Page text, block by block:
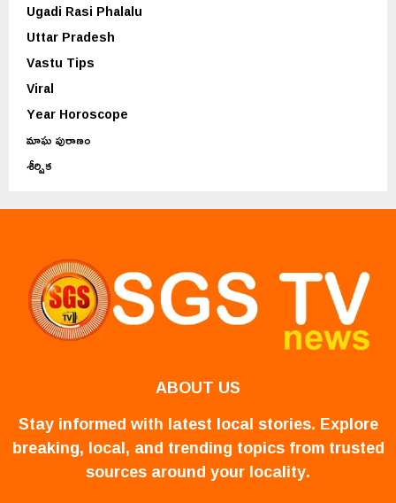
Ugadi Rasi Phalalu
Uttar Pradesh
Vastu Tips
Viral
Year Horoscope
మాఘ పురాణం
శీర్షిక
ABOUT US
Stay informed with latest local stories. Explore
breaking, local, and trending topics from trusted
sources around your locality.